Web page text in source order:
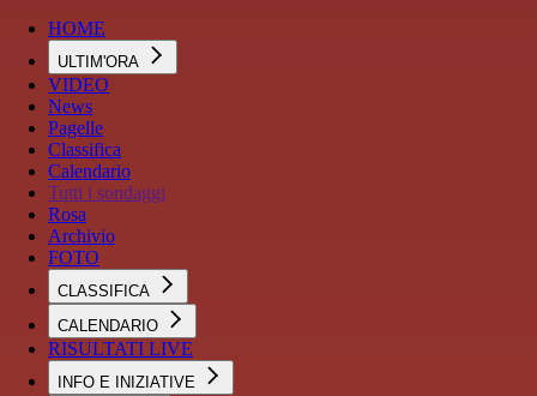
HOME
ULTIM'ORA
VIDEO
News
Pagelle
Classifica
Calendario
Tutti i sondaggi
Rosa
Archivio
FOTO
CLASSIFICA
CALENDARIO
RISULTATI LIVE
INFO E INIZIATIVE